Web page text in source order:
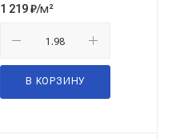
1 219₽/м²
В КОРЗИНУ